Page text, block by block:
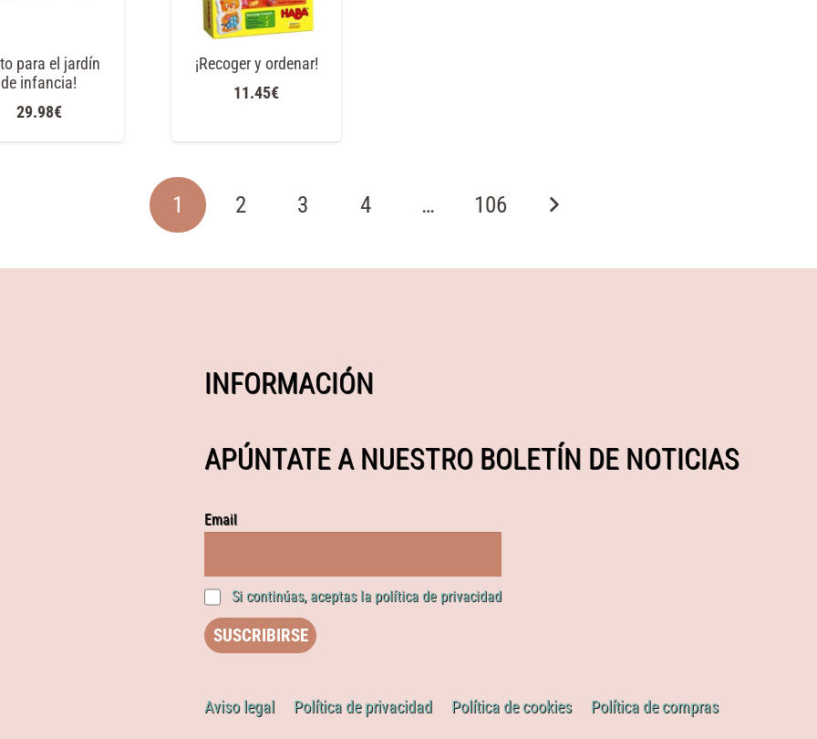
para el jardín
de infancia!
29.98€
¡Recoger y ordenar!
11.45€
1 2 3 4 … 106
INFORMACIÓN
APÚNTATE A NUESTRO BOLETÍN DE NOTICIAS
Email
Si continúas, aceptas la política de privacidad
Aviso legal Política de privacidad Política de cookies Política de compras